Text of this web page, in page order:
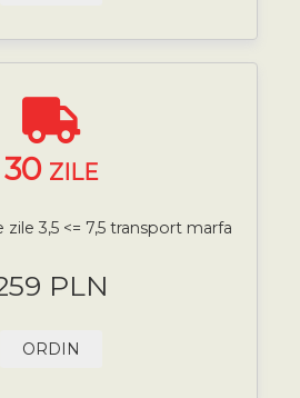
30 ZILE
3,5 <= 7,5 transport marfa
PLN
ORDIN